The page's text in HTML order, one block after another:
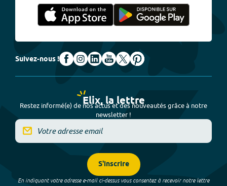
Suivez-nous !
Elix, la lettre
Restez informé(e) de nos actus et des nouveautés grâce à notre
newsletter !
S'inscrire
En indiquant votre adresse e-mail ci-dessus vous consentez à recevoir notre lettre